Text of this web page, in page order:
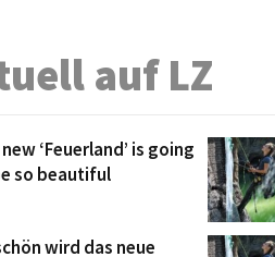
auf LZ
‘Feuerland’ is going
so beautiful
wird das neue